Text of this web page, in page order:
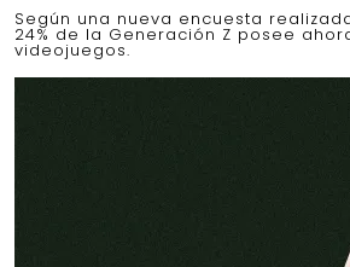
Según una nueva encuesta
24% de la Generación Z posee
videojuegos.